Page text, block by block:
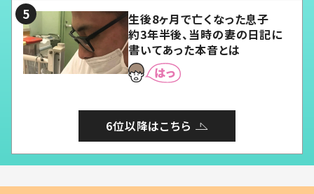
生後8ヶ月で亡くなった息子
約3年半後、当時の妻の日記に
書いてあった本音とは
6位以降はこちら